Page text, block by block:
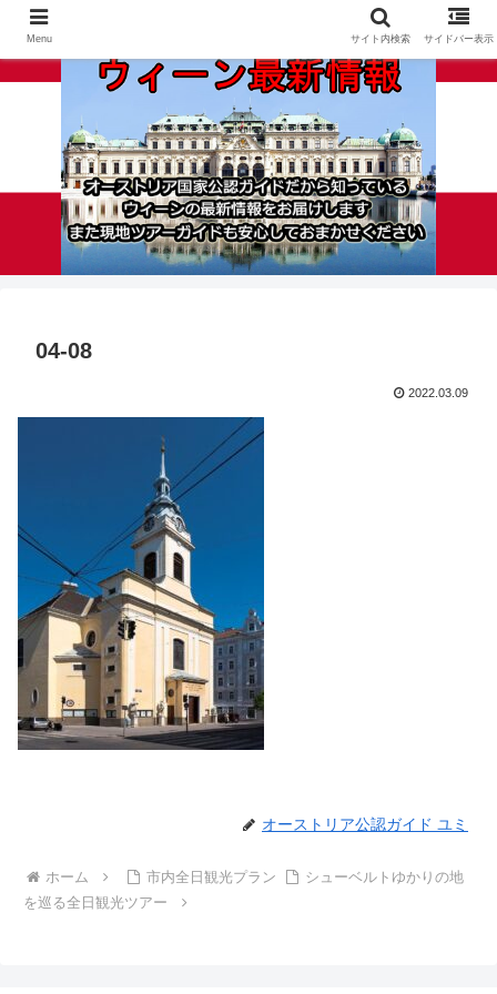
04-08
2022.03.09
オーストリア公認ガイド ユミ
ホーム 市内全日観光プラン
シューベルトゆかりの地
を巡る全日観光ツアー
Menu サイト内検索 サイドバー表示